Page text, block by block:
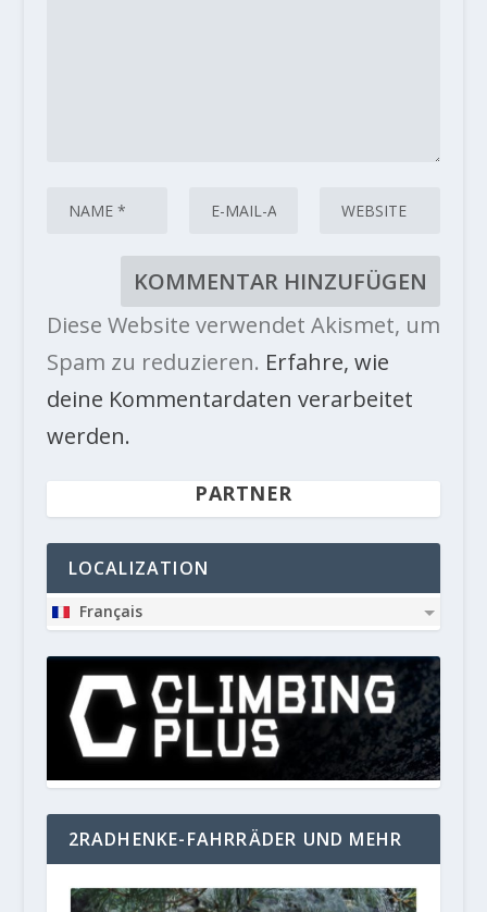
Diese Website verwendet Akismet, um
Spam zu reduzieren. Erfahre, wie
deine Kommentardaten verarbeitet
werden.
PARTNER
LOCALIZATION
Français
2RADHENKE-FAHRRÄDER UND MEHR